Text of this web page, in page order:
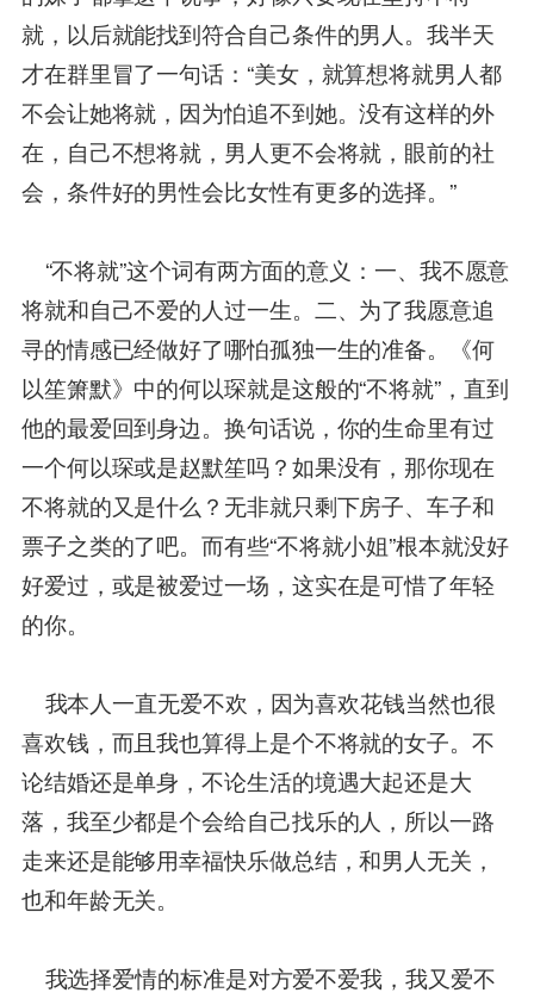
就，以后就能找到符合自己条件的男人。我半天
才在群里冒了一句话：“美女，就算想将就男人都
不会让她将就，因为怕追不到她。没有这样的外
在，自己不想将就，男人更不会将就，眼前的社
会，条件好的男性会比女性有更多的选择。”
“不将就”这个词有两方面的意义：一、我不愿意
将就和自己不爱的人过一生。二、为了我愿意追
寻的情感已经做好了哪怕孤独一生的准备。《何
以笙箫默》中的何以琛就是这般的“不将就”，直到
他的最爱回到身边。换句话说，你的生命里有过
一个何以琛或是赵默笙吗？如果没有，那你现在
不将就的又是什么？无非就只剩下房子、车子和
票子之类的了吧。而有些“不将就小姐”根本就没好
好爱过，或是被爱过一场，这实在是可惜了年轻
的你。
我本人一直无爱不欢，因为喜欢花钱当然也很
喜欢钱，而且我也算得上是个不将就的女子。不
论结婚还是单身，不论生活的境遇大起还是大
落，我至少都是个会给自己找乐的人，所以一路
走来还是能够用幸福快乐做总结，和男人无关，
也和年龄无关。
我选择爱情的标准是对方爱不爱我，我又爱不